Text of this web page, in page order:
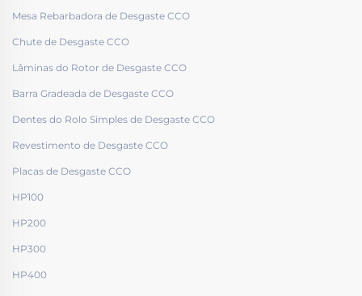
Mesa Rebarbadora de Desgaste CCO
Chute de Desgaste CCO
Lâminas do Rotor de Desgaste CCO
Barra Gradeada de Desgaste CCO
Dentes do Rolo Simples de Desgaste CCO
Revestimento de Desgaste CCO
Placas de Desgaste CCO
HP100
HP200
HP300
HP400